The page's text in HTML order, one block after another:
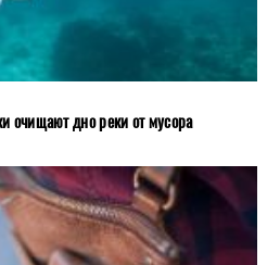
очищают дно реки от мусора